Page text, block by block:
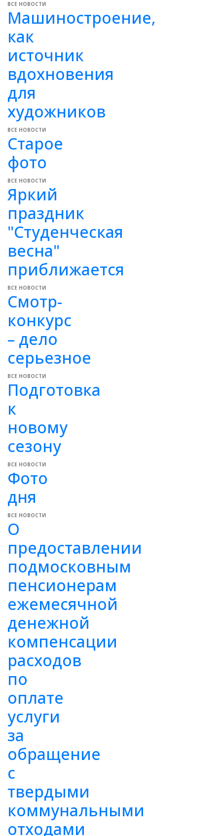
ВСЕ НОВОСТИ
Машиностроение,
как
источник
вдохновения
для
художников
ВСЕ НОВОСТИ
Старое
фото
ВСЕ НОВОСТИ
Яркий
праздник
"Студенческая
весна"
приближается
ВСЕ НОВОСТИ
Смотр-
конкурс
– дело
серьезное
ВСЕ НОВОСТИ
Подготовка
к
новому
сезону
ВСЕ НОВОСТИ
Фото
дня
ВСЕ НОВОСТИ
О
предоставлении
подмосковным
пенсионерам
ежемесячной
денежной
компенсации
расходов
по
оплате
услуги
за
обращение
с
твердыми
коммунальными
отходами